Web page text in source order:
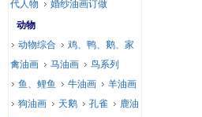
代人物
婚纱油画订做
动物
动物综合
鸡、鸭、鹅、家
禽油画
马油画
鸟系列
鱼、鲤鱼
牛油画
羊油画
狗油画
天鹅 孔雀
鹿油